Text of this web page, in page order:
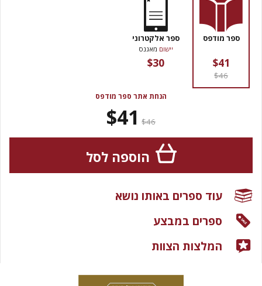
ספר מודפס
$41
$46
ספר אלקטרוני
יישום מאגנס
$30
הנחת אתר ספר מודפס
$46
$41
הוספה לסל
עוד ספרים באותו נושא
ספרים במבצע
המלצות הצוות